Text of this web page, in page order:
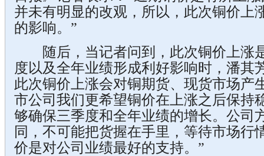
并未有明显的改观，所以，此次铜价上
的影响。”
随后，当记者问到，此次铜价上涨
度以及全年业绩形成利好影响时，潘其
此次铜价上涨会对铜期货、现货市场产
市公司我们更希望铜价在上涨之后保持
够确保三季度和全年业绩的增长。公司
同，不可能把货握在手里，等待市场行
价是对公司业绩最好的支持。”